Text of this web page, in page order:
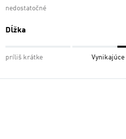
nedostatočné
Dĺžka
príliš krátke Vynikajúce